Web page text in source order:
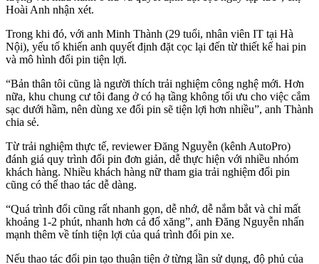
Hoài Anh nhận xét.
Trong khi đó, với anh Minh Thành (29 tuổi, nhân viên IT tại Hà
Nội), yếu tố khiến anh quyết định đặt cọc lại đến từ thiết kế hai pin
và mô hình đổi pin tiện lợi.
“Bản thân tôi cũng là người thích trải nghiệm công nghệ mới. Hơn
nữa, khu chung cư tôi đang ở có hạ tầng không tối ưu cho việc cắm
sạc dưới hầm, nên dùng xe đổi pin sẽ tiện lợi hơn nhiều”, anh Thành
chia sẻ.
Từ trải nghiệm thực tế, reviewer Đăng Nguyễn (kênh AutoPro)
đánh giá quy trình đổi pin đơn giản, dễ thực hiện với nhiều nhóm
khách hàng. Nhiều khách hàng nữ tham gia trải nghiệm đổi pin
cũng có thể thao tác dễ dàng.
“Quá trình đổi cũng rất nhanh gọn, dễ nhớ, dễ nắm bắt và chỉ mất
khoảng 1-2 phút, nhanh hơn cả đổ xăng”, anh Đăng Nguyễn nhấn
mạnh thêm về tính tiện lợi của quá trình đổi pin xe.
Nếu thao tác đổi pin tạo thuận tiện ở từng lần sử dụng, độ phủ của